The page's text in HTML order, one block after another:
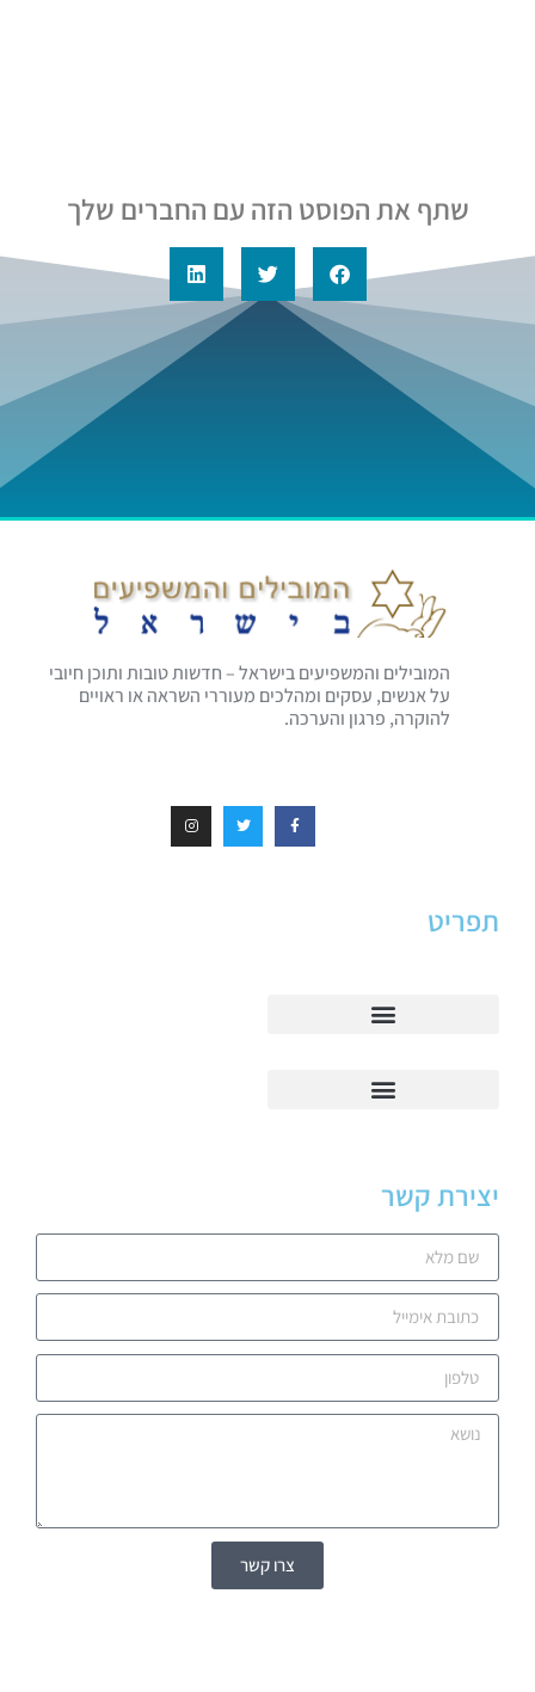
שתף את הפוסט הזה עם החברים שלך
המובילים והמשפיעים בישראל – חדשות טובות ותוכן חיובי
על אנשים, עסקים ומהלכים מעוררי השראה או ראויים
להוקרה, פרגון והערכה.
תפריט
יצירת קשר
צרו קשר